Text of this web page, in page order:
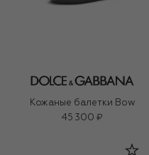
Кожаные балетки Bow
45 300 ₽